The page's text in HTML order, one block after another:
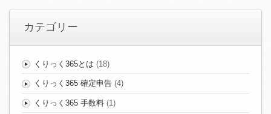
カテゴリー
くりっく365とは (18)
くりっく365 確定申告(4)
くりっく365 手数料(1)